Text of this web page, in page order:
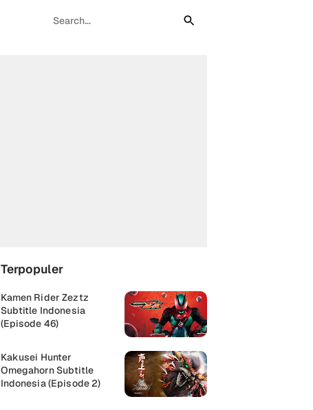
Terpopuler
Kamen Rider Zeztz
Subtitle Indonesia
(Episode 46)
Kakusei Hunter
Omegahorn Subtitle
Indonesia (Episode 2)